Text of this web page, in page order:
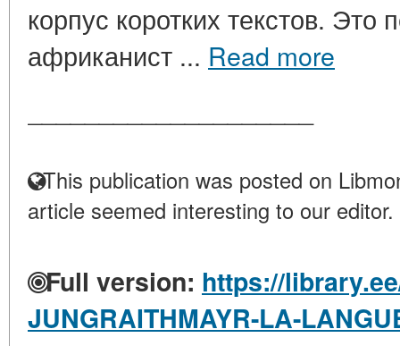
корпус коротких текстов. Это
африканист ... Read more
This publication was posted on
article seemed interesting to our editor.
Full version: https://
JUNGRAITHMAYR-LA-